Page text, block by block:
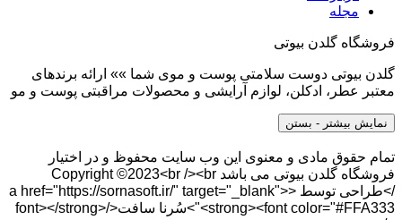
مجله
فروشگاه گلدن بیوتی
گلدن بیوتی دوست سلامتی پوست و موی شما »» ارائه برندهای
معتبر عطر، ادکلن، لوازم آرایشی و محصولات مراقبتی پوست و مو
نمایش بیشتر - بستن
تمام حقوق مادی و معنوی این وب سایت محفوظ و در اختیار
فروشگاه گلدن بیوتی می باشد Copyright ©2023<br /><br
/>طراحی توسط <a href="https://sornasoft.ir/" target="_blank">
<strong><font color="#FFA333">سُرنا سافت</font></strong>